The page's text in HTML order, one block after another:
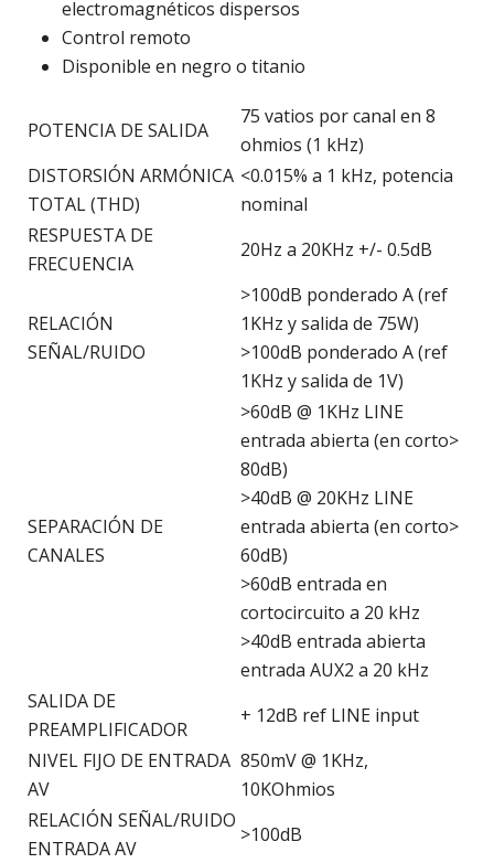
electromagnéticos dispersos
Control remoto
Disponible en negro o titanio
POTENCIA DE SALIDA
75 vatios por canal en 8
ohmios (1 kHz)
DISTORSIÓN ARMÓNICA
TOTAL (THD)
<0.015% a 1 kHz, potencia
nominal
RESPUESTA DE
FRECUENCIA
20Hz a 20KHz +/- 0.5dB
RELACIÓN
SEÑAL/RUIDO
>100dB ponderado A (ref
1KHz y salida de 75W)
>100dB ponderado A (ref
1KHz y salida de 1V)
SEPARACIÓN DE
CANALES
>60dB @ 1KHz LINE
entrada abierta (en corto>
80dB)
>40dB @ 20KHz LINE
entrada abierta (en corto>
60dB)
>60dB entrada en
cortocircuito a 20 kHz
>40dB entrada abierta
entrada AUX2 a 20 kHz
SALIDA DE
PREAMPLIFICADOR
+ 12dB ref LINE input
NIVEL FIJO DE ENTRADA
AV
850mV @ 1KHz,
10KOhmios
RELACIÓN SEÑAL/RUIDO
ENTRADA AV
>100dB